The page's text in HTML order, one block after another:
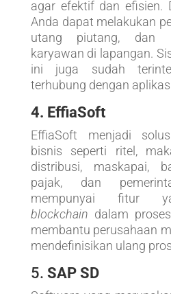
agar efektif dan efisien.
Anda dapat melakukan
utang piutang, dan
karyawan di lapangan.
ini juga sudah
terhubung dengan
4. EffiaSoft
EffiaSoft menjadi
bisnis seperti ritel,
distribusi, maskapai,
pajak, dan
mempunyai fitur
blockchain dalam
membantu perusahaan
mendefinisikan ulang
5. SAP SD